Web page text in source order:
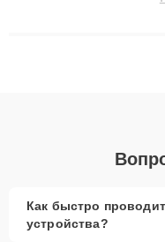
Как быстро
устройства?